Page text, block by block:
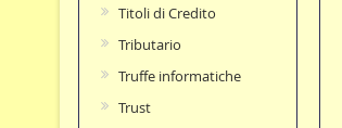
Titoli di Credito
Tributario
Truffe informatiche
Trust